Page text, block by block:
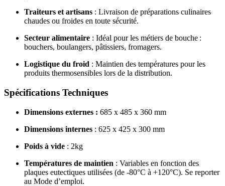
Traiteurs et artisans : Livraison de préparations culinaires
chaudes ou froides en toute sécurité.
Secteur alimentaire : Idéal pour les métiers de bouche :
bouchers, boulangers, pâtissiers, fromagers.
Logistique du froid : Maintien des températures pour les
produits thermosensibles lors de la distribution.
Spécifications Techniques
Dimensions externes : 685 x 485 x 360 mm
Dimensions internes : 625 x 425 x 300 mm
Poids à vide : 2kg
Températures de maintien : Variables en fonction des
plaques eutectiques utilisées (de -80°C à +120°C). Se reporter
au Mode d’emploi.